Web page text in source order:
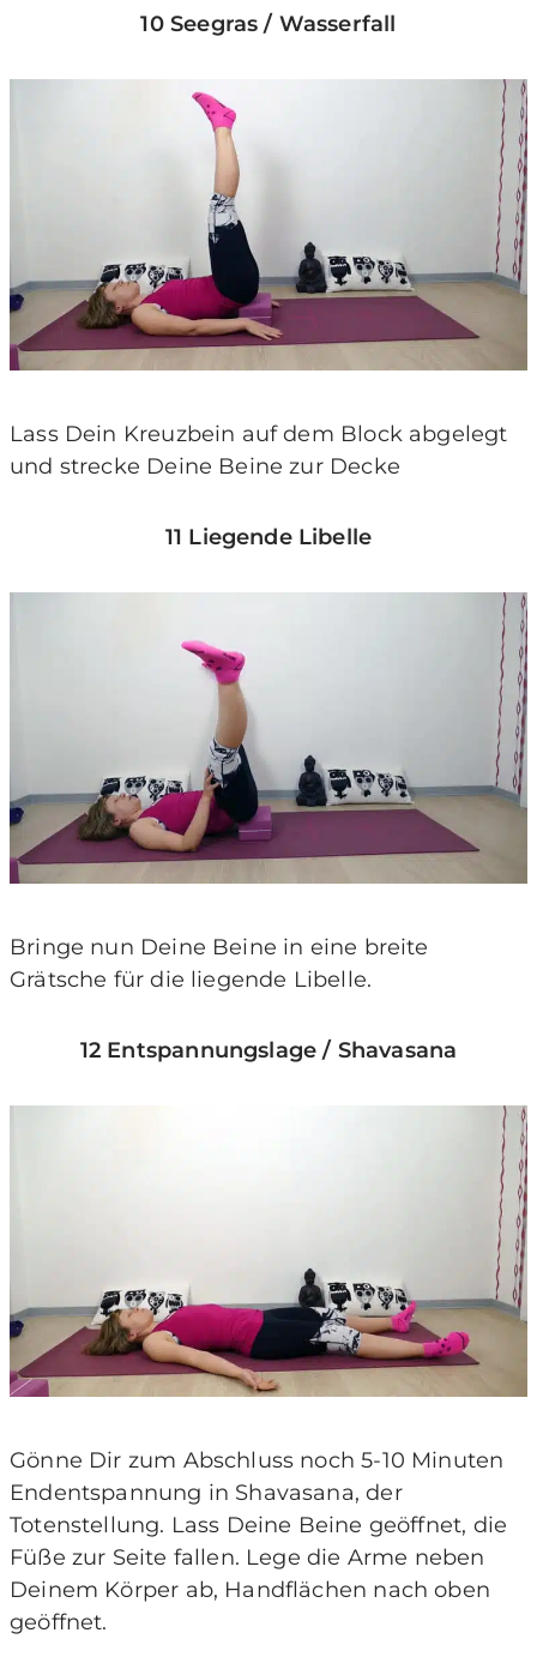
10 Seegras / Wasserfall
Lass Dein Kreuzbein auf dem Block abgelegt
und strecke Deine Beine zur Decke
11 Liegende Libelle
Bringe nun Deine Beine in eine breite
Grätsche für die liegende Libelle.
12 Entspannungslage / Shavasana
Gönne Dir zum Abschluss noch 5-10 Minuten
Endentspannung in Shavasana, der
Totenstellung. Lass Deine Beine geöffnet, die
Füße zur Seite fallen. Lege die Arme neben
Deinem Körper ab, Handflächen nach oben
geöffnet.